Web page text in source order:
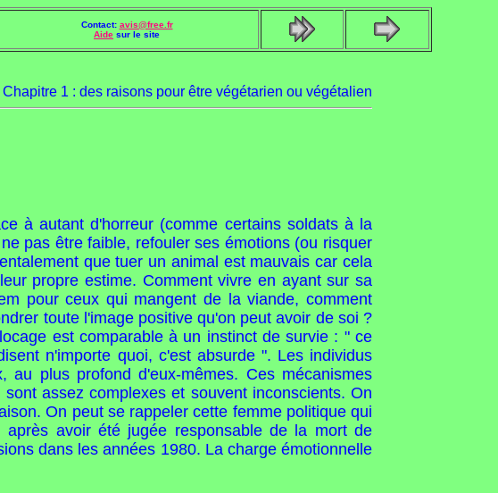
Contact: avis@free.fr
Aide sur le site
Chapitre 1 : des raisons pour être végétarien ou végétalien
à autant d'horreur (comme certains soldats à la
pas être faible, refouler ses émotions (ou risquer
que tuer un animal est mauvais car cela
propre estime. Comment vivre en ayant sur sa
pour ceux qui mangent de la viande, comment
toute l'image positive qu'on peut avoir de soi ?
est comparable à un instinct de survie : " ce
n'importe quoi, c'est absurde ". Les individus
plus profond d'eux-mêmes. Ces mécanismes
assez complexes et souvent inconscients. On
On peut se rappeler cette femme politique qui
avoir été jugée responsable de la mort de
dans les années 1980. La charge émotionnelle